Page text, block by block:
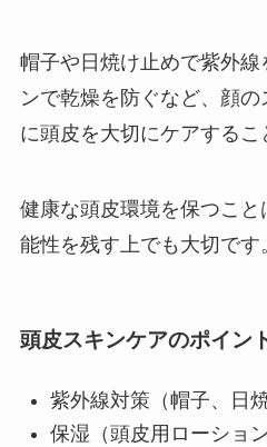
帽子や日焼け止めで紫外線
ンで乾燥を防ぐなど、顔
に頭皮を大切にケアするこ
健康な頭皮環境を保つこ
能性を残す上でも大切です
頭皮スキンケアのポイン
紫外線対策（帽子、日
保湿（頭皮用ローション